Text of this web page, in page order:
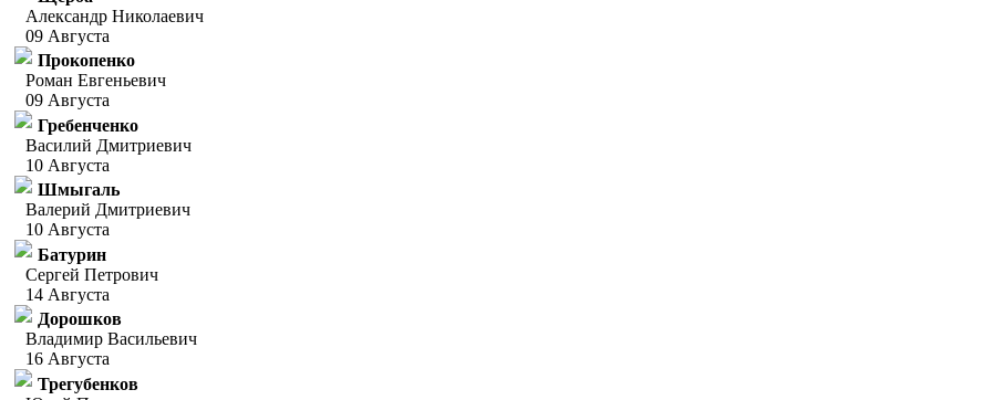
Александр Николаевич
09 Августа
Прокопенко
Роман Евгеньевич
09 Августа
Гребенченко
Василий Дмитриевич
10 Августа
Шмыгаль
Валерий Дмитриевич
10 Августа
Батурин
Сергей Петрович
14 Августа
Дорошков
Владимир Васильевич
16 Августа
Трегубенков